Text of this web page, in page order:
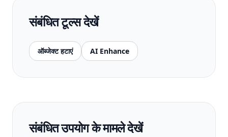
संबंधित टूल्स देखें
ऑब्जेक्ट हटाएं AI Enhance
संबंधित उपयोग के मामले देखें